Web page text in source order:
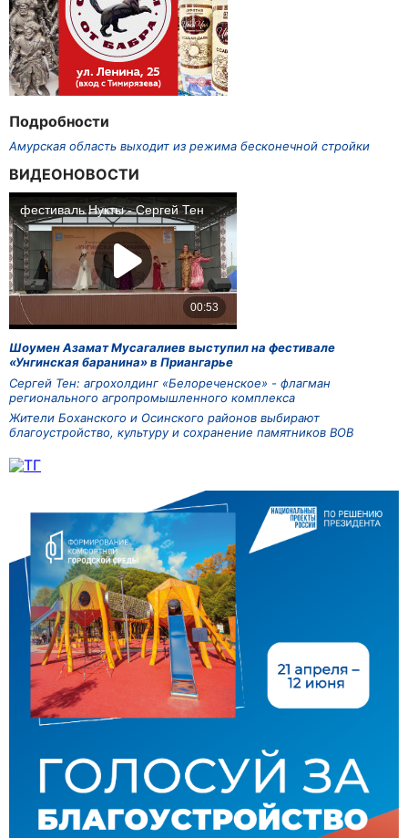
Подробности
Амурская область выходит из режима бесконечной стройки
ВИДЕОНОВОСТИ
Шоумен Азамат Мусагалиев выступил на фестивале
«Унгинская баранина» в Приангарье
Сергей Тен: агрохолдинг «Белореченское» - флагман
регионального агропромышленного комплекса
Жители Боханского и Осинского районов выбирают
благоустройство, культуру и сохранение памятников ВОВ